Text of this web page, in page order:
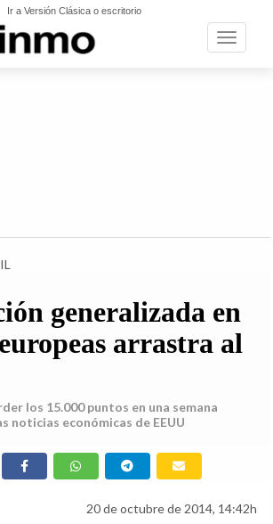
Ir a Versión Clásica o escritorio
Toggle
generalizada en
arrastra al
los 15.000 puntos en una semana
noticias económicas de EEUU
20 de octubre de 2014, 14:42h